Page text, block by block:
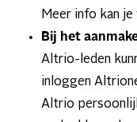
Meer info kan
Bij het
Altrio-leden
inloggen
Altrio